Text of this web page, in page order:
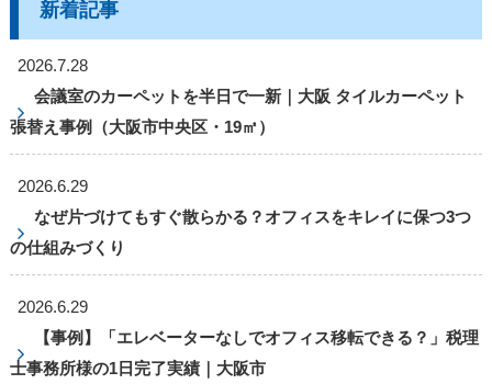
新着記事
2026.7.28
会議室のカーペットを半日で一新｜大阪 タイルカーペット
張替え事例（大阪市中央区・19㎡）
2026.6.29
なぜ片づけてもすぐ散らかる？オフィスをキレイに保つ3つ
の仕組みづくり
2026.6.29
【事例】「エレベーターなしでオフィス移転できる？」税理
士事務所様の1日完了実績｜大阪市